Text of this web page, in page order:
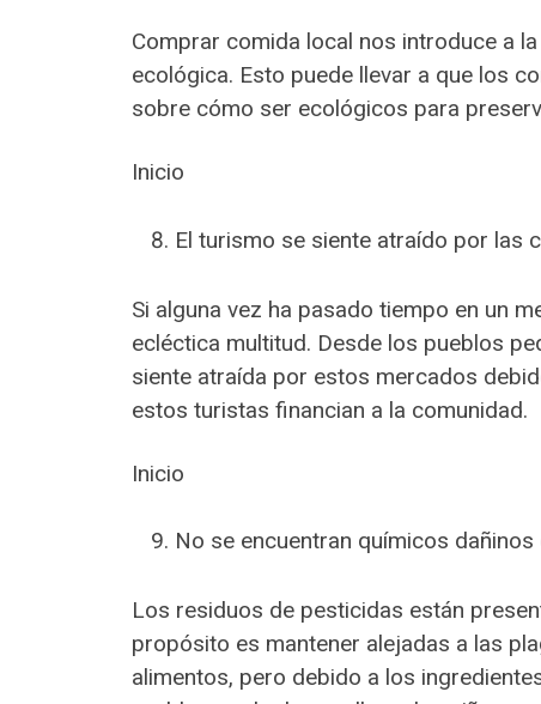
Comprar comida local nos introduce a
ecológica. Esto puede llevar a que los
sobre cómo ser ecológicos para
Inicio
El turismo se siente atraído por las
Si alguna vez ha pasado tiempo en un
ecléctica multitud. Desde los pueblos
siente atraída por estos mercados
estos turistas financian a la comunidad.
Inicio
No se encuentran químicos
Los residuos de pesticidas están
propósito es mantener alejadas a las
alimentos, pero debido a los